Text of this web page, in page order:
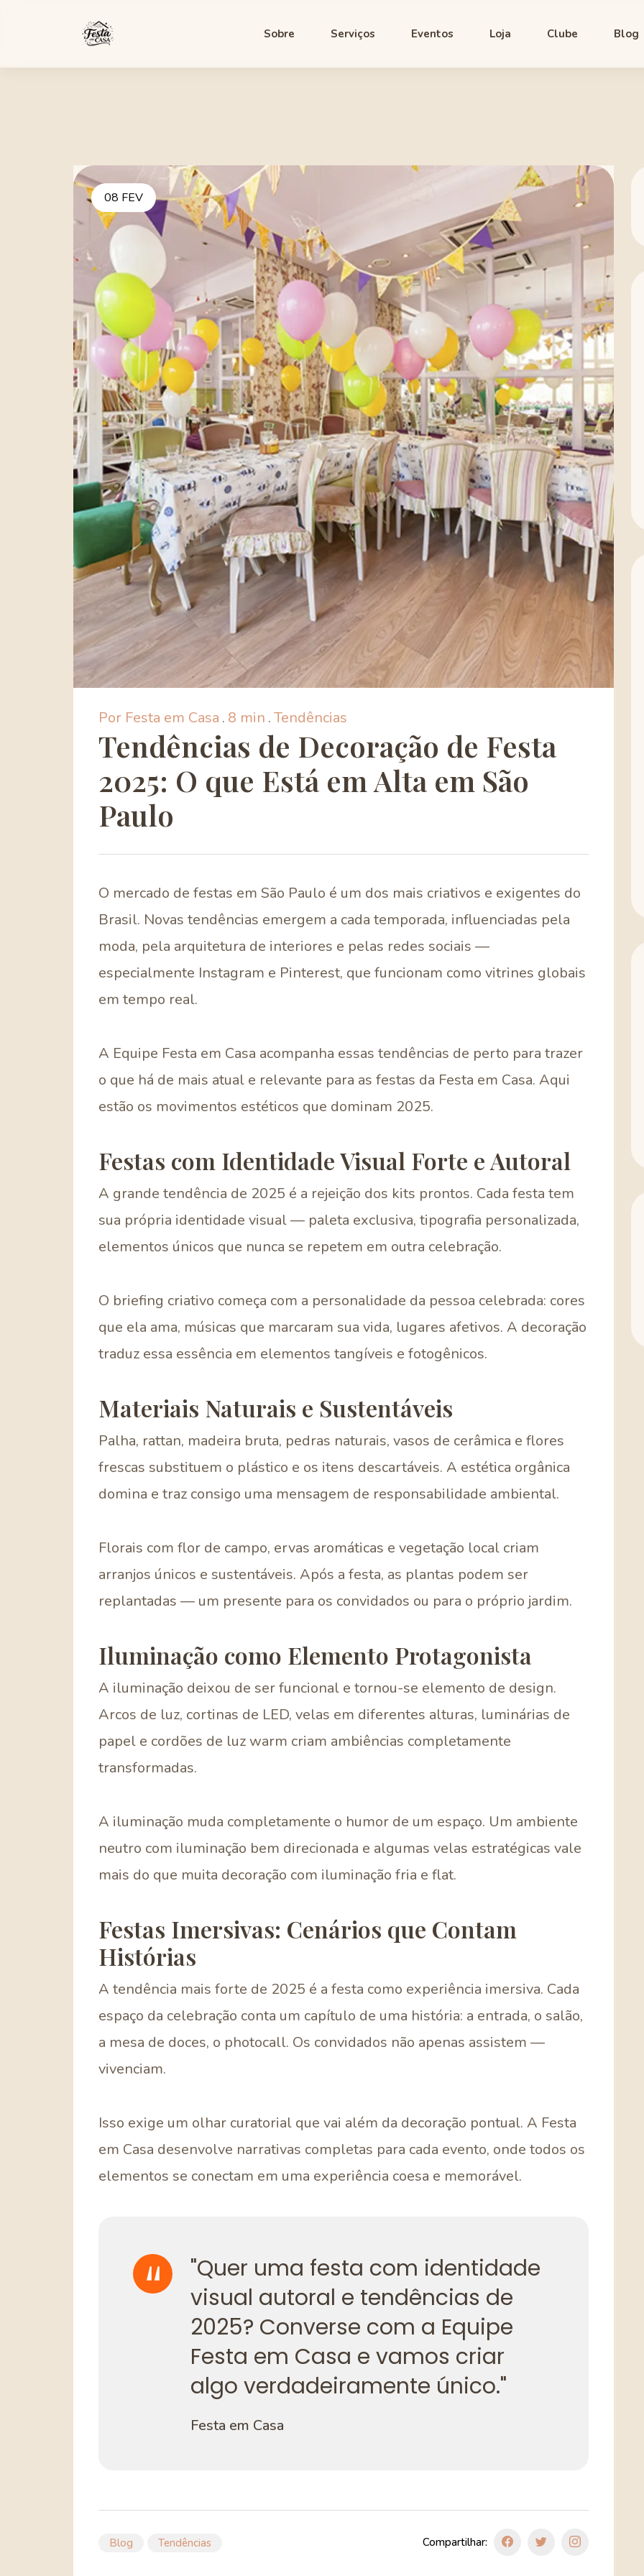
Sobre Serviços Eventos Loja Clube Blog
08 FEV
Por Festa em Casa . 8 min .Tendências
Tendências de Decoração de Festa
2025: O que Está em Alta em São
Paulo
O mercado de festas em São Paulo é um dos mais criativos e exigentes do
Brasil. Novas tendências emergem a cada temporada, influenciadas pela
moda, pela arquitetura de interiores e pelas redes sociais —
especialmente Instagram e Pinterest, que funcionam como vitrines globais
em tempo real.
A Equipe Festa em Casa acompanha essas tendências de perto para trazer
o que há de mais atual e relevante para as festas da Festa em Casa. Aqui
estão os movimentos estéticos que dominam 2025.
Festas com Identidade Visual Forte e Autoral
A grande tendência de 2025 é a rejeição dos kits prontos. Cada festa tem
sua própria identidade visual — paleta exclusiva, tipografia personalizada,
elementos únicos que nunca se repetem em outra celebração.
O briefing criativo começa com a personalidade da pessoa celebrada: cores
que ela ama, músicas que marcaram sua vida, lugares afetivos. A decoração
traduz essa essência em elementos tangíveis e fotogênicos.
Materiais Naturais e Sustentáveis
Palha, rattan, madeira bruta, pedras naturais, vasos de cerâmica e flores
frescas substituem o plástico e os itens descartáveis. A estética orgânica
domina e traz consigo uma mensagem de responsabilidade ambiental.
Florais com flor de campo, ervas aromáticas e vegetação local criam
arranjos únicos e sustentáveis. Após a festa, as plantas podem ser
replantadas — um presente para os convidados ou para o próprio jardim.
Iluminação como Elemento Protagonista
A iluminação deixou de ser funcional e tornou-se elemento de design.
Arcos de luz, cortinas de LED, velas em diferentes alturas, luminárias de
papel e cordões de luz warm criam ambiências completamente
transformadas.
A iluminação muda completamente o humor de um espaço. Um ambiente
neutro com iluminação bem direcionada e algumas velas estratégicas vale
mais do que muita decoração com iluminação fria e flat.
Festas Imersivas: Cenários que Contam
Histórias
A tendência mais forte de 2025 é a festa como experiência imersiva. Cada
espaço da celebração conta um capítulo de uma história: a entrada, o salão,
a mesa de doces, o photocall. Os convidados não apenas assistem —
vivenciam.
Isso exige um olhar curatorial que vai além da decoração pontual. A Festa
em Casa desenvolve narrativas completas para cada evento, onde todos os
elementos se conectam em uma experiência coesa e memorável.
"Quer uma festa com identidade
visual autoral e tendências de
2025? Converse com a Equipe
Festa em Casa e vamos criar
algo verdadeiramente único."
Festa em Casa
Blog Tendências Compartilhar: